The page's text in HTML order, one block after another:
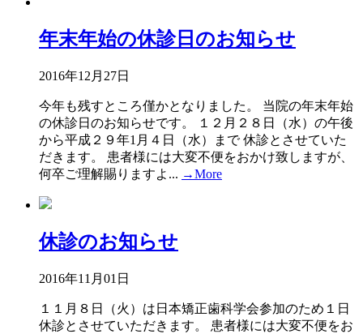
年末年始の休診日のお知らせ
2016年12月27日
今年も残すところ僅かとなりました。 当院の年末年始
の休診日のお知らせです。 １２月２８日（水）の午後
から平成２９年1月４日（水）まで 休診とさせていた
だきます。 患者様には大変不便をおかけ致しますが、
何卒ご理解賜りますよ... →More
休診のお知らせ
2016年11月01日
１１月８日（火）は日本矯正歯科学会参加のため１日
休診とさせていただきます。 患者様には大変不便をお